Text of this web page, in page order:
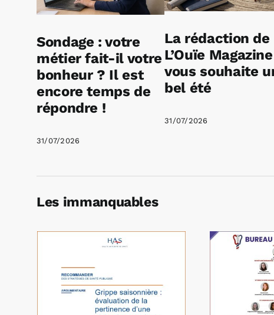
Sondage : votre
métier fait-il votre
bonheur ? Il est
encore temps de
répondre !
31/07/2026
La rédaction de
L’Ouïe Magazine
vous souhaite
bel été
31/07/2026
Les immanquables